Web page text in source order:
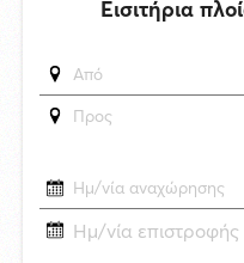
Πρώτη προσέγγιση του
δημοσιεύθηκε 12 ώρες πριν
Στο Εθνικό Πρόγραμμα
Πάρου